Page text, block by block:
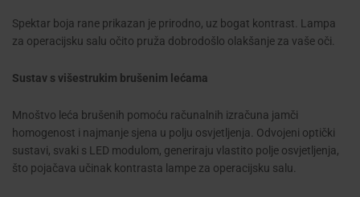
Spektar boja rane prikazan je prirodno, uz bogat kontrast. Lampa
za operacijsku salu očito pruža dobrodošlo olakšanje za vaše oči.
Sustav s višestrukim brušenim lećama
Mnoštvo leća brušenih pomoću računalnih izračuna jamči
homogenost i najmanje sjena u polju osvjetljenja. Odvojeni optički
sustavi, svaki s LED modulom, generiraju vlastito polje osvjetljenja,
što pojačava učinak kontrasta lampe za operacijsku salu.